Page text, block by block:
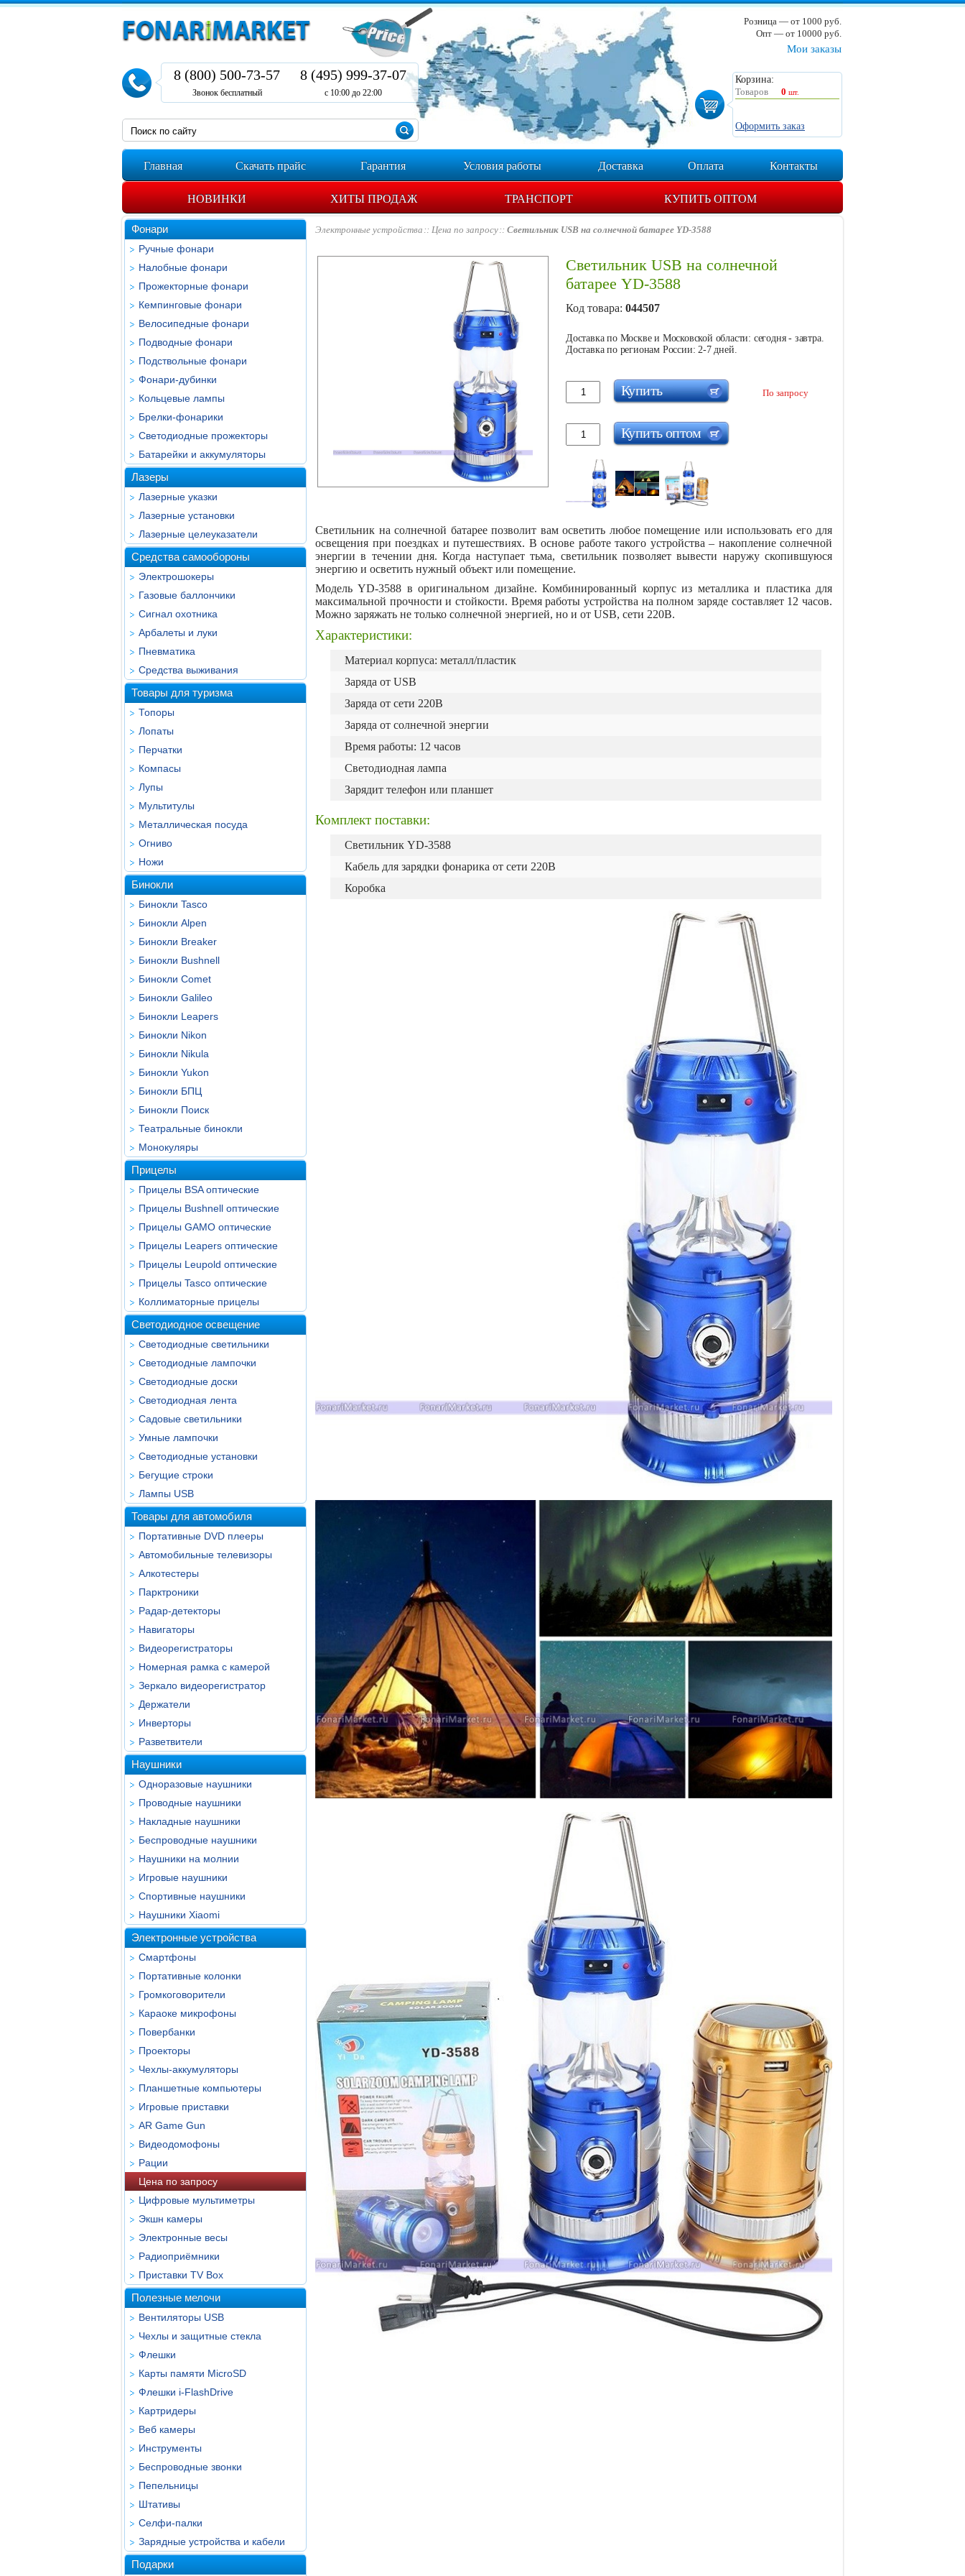
Мои заказы
Корзина:
Товаров
0 шт.
Оформить заказ
8 (800) 500-73-57
Звонок бесплатный
8 (495) 999-37-07
с 10:00 до 22:00
Розница — от 1000 руб.
Опт — от 10000 руб.
Главная Скачать прайс Гарантия Условия работы Доставка Оплата Контакты
НОВИНКИ ХИТЫ ПРОДАЖ ТРАНСПОРТ КУПИТЬ ОПТОМ
Фонари
Ручные фонари
Налобные фонари
Прожекторные фонари
Кемпинговые фонари
Велосипедные фонари
Подводные фонари
Подствольные фонари
Фонари-дубинки
Кольцевые лампы
Брелки-фонарики
Светодиодные прожекторы
Батарейки и аккумуляторы
Лазеры
Лазерные указки
Лазерные установки
Лазерные целеуказатели
Средства самообороны
Электрошокеры
Газовые баллончики
Сигнал охотника
Арбалеты и луки
Пневматика
Средства выживания
Товары для туризма
Топоры
Лопаты
Перчатки
Компасы
Лупы
Мультитулы
Металлическая посуда
Огниво
Ножи
Бинокли
Бинокли Tasco
Бинокли Alpen
Бинокли Breaker
Бинокли Bushnell
Бинокли Comet
Бинокли Galileo
Бинокли Leapers
Бинокли Nikon
Бинокли Nikula
Бинокли Yukon
Бинокли БПЦ
Бинокли Поиск
Театральные бинокли
Монокуляры
Прицелы
Прицелы BSA оптические
Прицелы Bushnell оптические
Прицелы GAMO оптические
Прицелы Leapers оптические
Прицелы Leupold оптические
Прицелы Tasco оптические
Коллиматорные прицелы
Светодиодное освещение
Светодиодные светильники
Светодиодные лампочки
Светодиодные доски
Светодиодная лента
Садовые светильники
Умные лампочки
Светодиодные установки
Бегущие строки
Лампы USB
Товары для автомобиля
Портативные DVD плееры
Автомобильные телевизоры
Алкотестеры
Парктроники
Радар-детекторы
Навигаторы
Видеорегистраторы
Номерная рамка с камерой
Зеркало видеорегистратор
Держатели
Инверторы
Разветвители
Наушники
Одноразовые наушники
Проводные наушники
Накладные наушники
Беспроводные наушники
Наушники на молнии
Игровые наушники
Спортивные наушники
Наушники Xiaomi
Электронные устройства
Смартфоны
Портативные колонки
Громкоговорители
Караоке микрофоны
Повербанки
Проекторы
Чехлы-аккумуляторы
Планшетные компьютеры
Игровые приставки
AR Game Gun
Видеодомофоны
Рации
Цена по запросу
Цифровые мультиметры
Экшн камеры
Электронные весы
Радиоприёмники
Приставки TV Box
Полезные мелочи
Вентиляторы USB
Чехлы и защитные стекла
Флешки
Карты памяти MicroSD
Флешки i-FlashDrive
Картридеры
Веб камеры
Инструменты
Беспроводные звонки
Пепельницы
Штативы
Селфи-палки
Зарядные устройства и кабели
Подарки
Электронные устройства Цена по запросу Светильник USB на солнечной батарее YD-3588
Светильник USB на солнечной
батарее YD-3588
Код товара: 044507
Доставка по Москве и Московской области: сегодня - завтра.
Доставка по регионам России: 2-7 дней.
По запросу
Купить
Купить оптом
Светильник на солнечной батарее позволит вам осветить любое помещение или использовать его для
освещения при поездках и путешествиях. В основе работе такого устройства – накопление солнечной
энергии в течении дня. Когда наступает тьма, светильник позволяет вывести наружу скопившуюся
энергию и осветить нужный объект или помещение.
Модель YD-3588 в оригинальном дизайне. Комбинированный корпус из металлика и пластика для
максимальной прочности и стойкости. Время работы устройства на полном заряде составляет 12 часов.
Можно заряжать не только солнечной энергией, но и от USB, сети 220В.
Характеристики:
Материал корпуса: металл/пластик
Заряда от USB
Заряда от сети 220В
Заряда от солнечной энергии
Время работы: 12 часов
Светодиодная лампа
Зарядит телефон или планшет
Комплект поставки:
Светильник YD-3588
Кабель для зарядки фонарика от сети 220В
Коробка